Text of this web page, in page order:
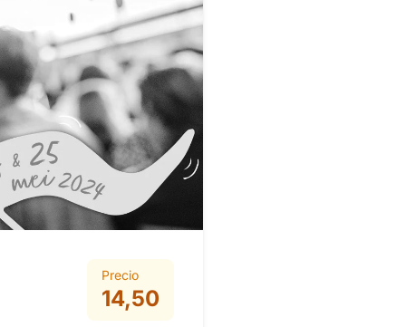
Precio
14,50